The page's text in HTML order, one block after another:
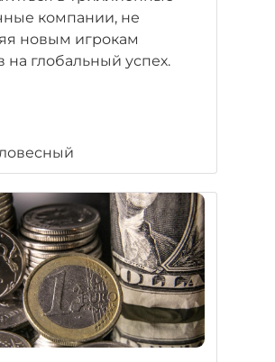
компании, не
новым игрокам
на глобальный успех.